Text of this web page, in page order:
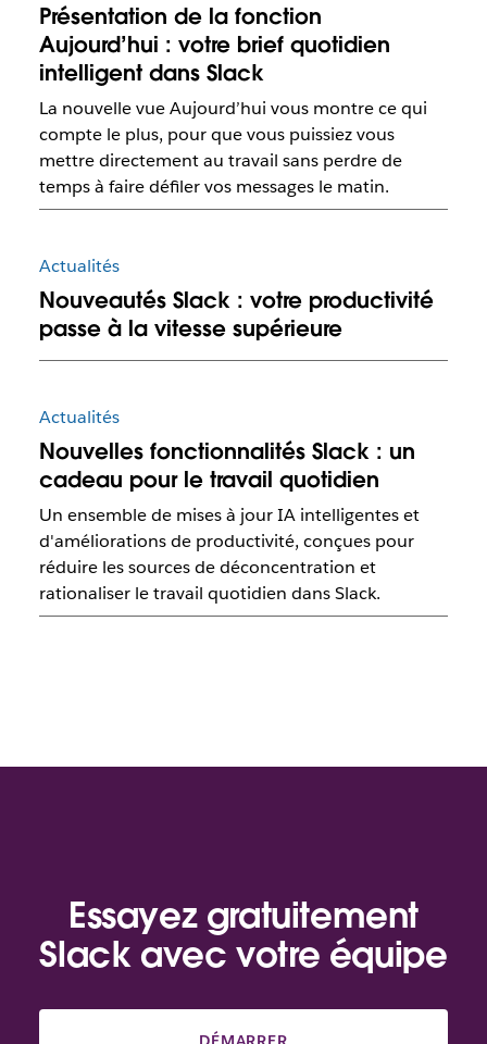
Présentation de la fonction
Aujourd’hui : votre brief quotidien
intelligent dans Slack
La nouvelle vue Aujourd’hui vous montre ce qui
compte le plus, pour que vous puissiez vous
mettre directement au travail sans perdre de
temps à faire défiler vos messages le matin.
Actualités
Nouveautés Slack : votre productivité
passe à la vitesse supérieure
Actualités
Nouvelles fonctionnalités Slack : un
cadeau pour le travail quotidien
Un ensemble de mises à jour IA intelligentes et
d'améliorations de productivité, conçues pour
réduire les sources de déconcentration et
rationaliser le travail quotidien dans Slack.
Essayez gratuitement
Slack avec votre équipe